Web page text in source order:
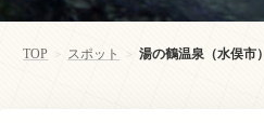
TOP > スポット > 湯の鶴温泉（水俣市）